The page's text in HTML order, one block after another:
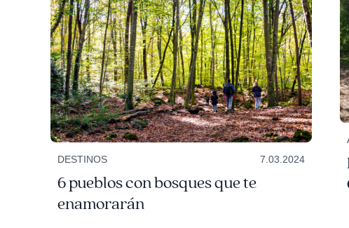
DESTINOS 7.03.2024
6 pueblos con bosques que te
enamorarán